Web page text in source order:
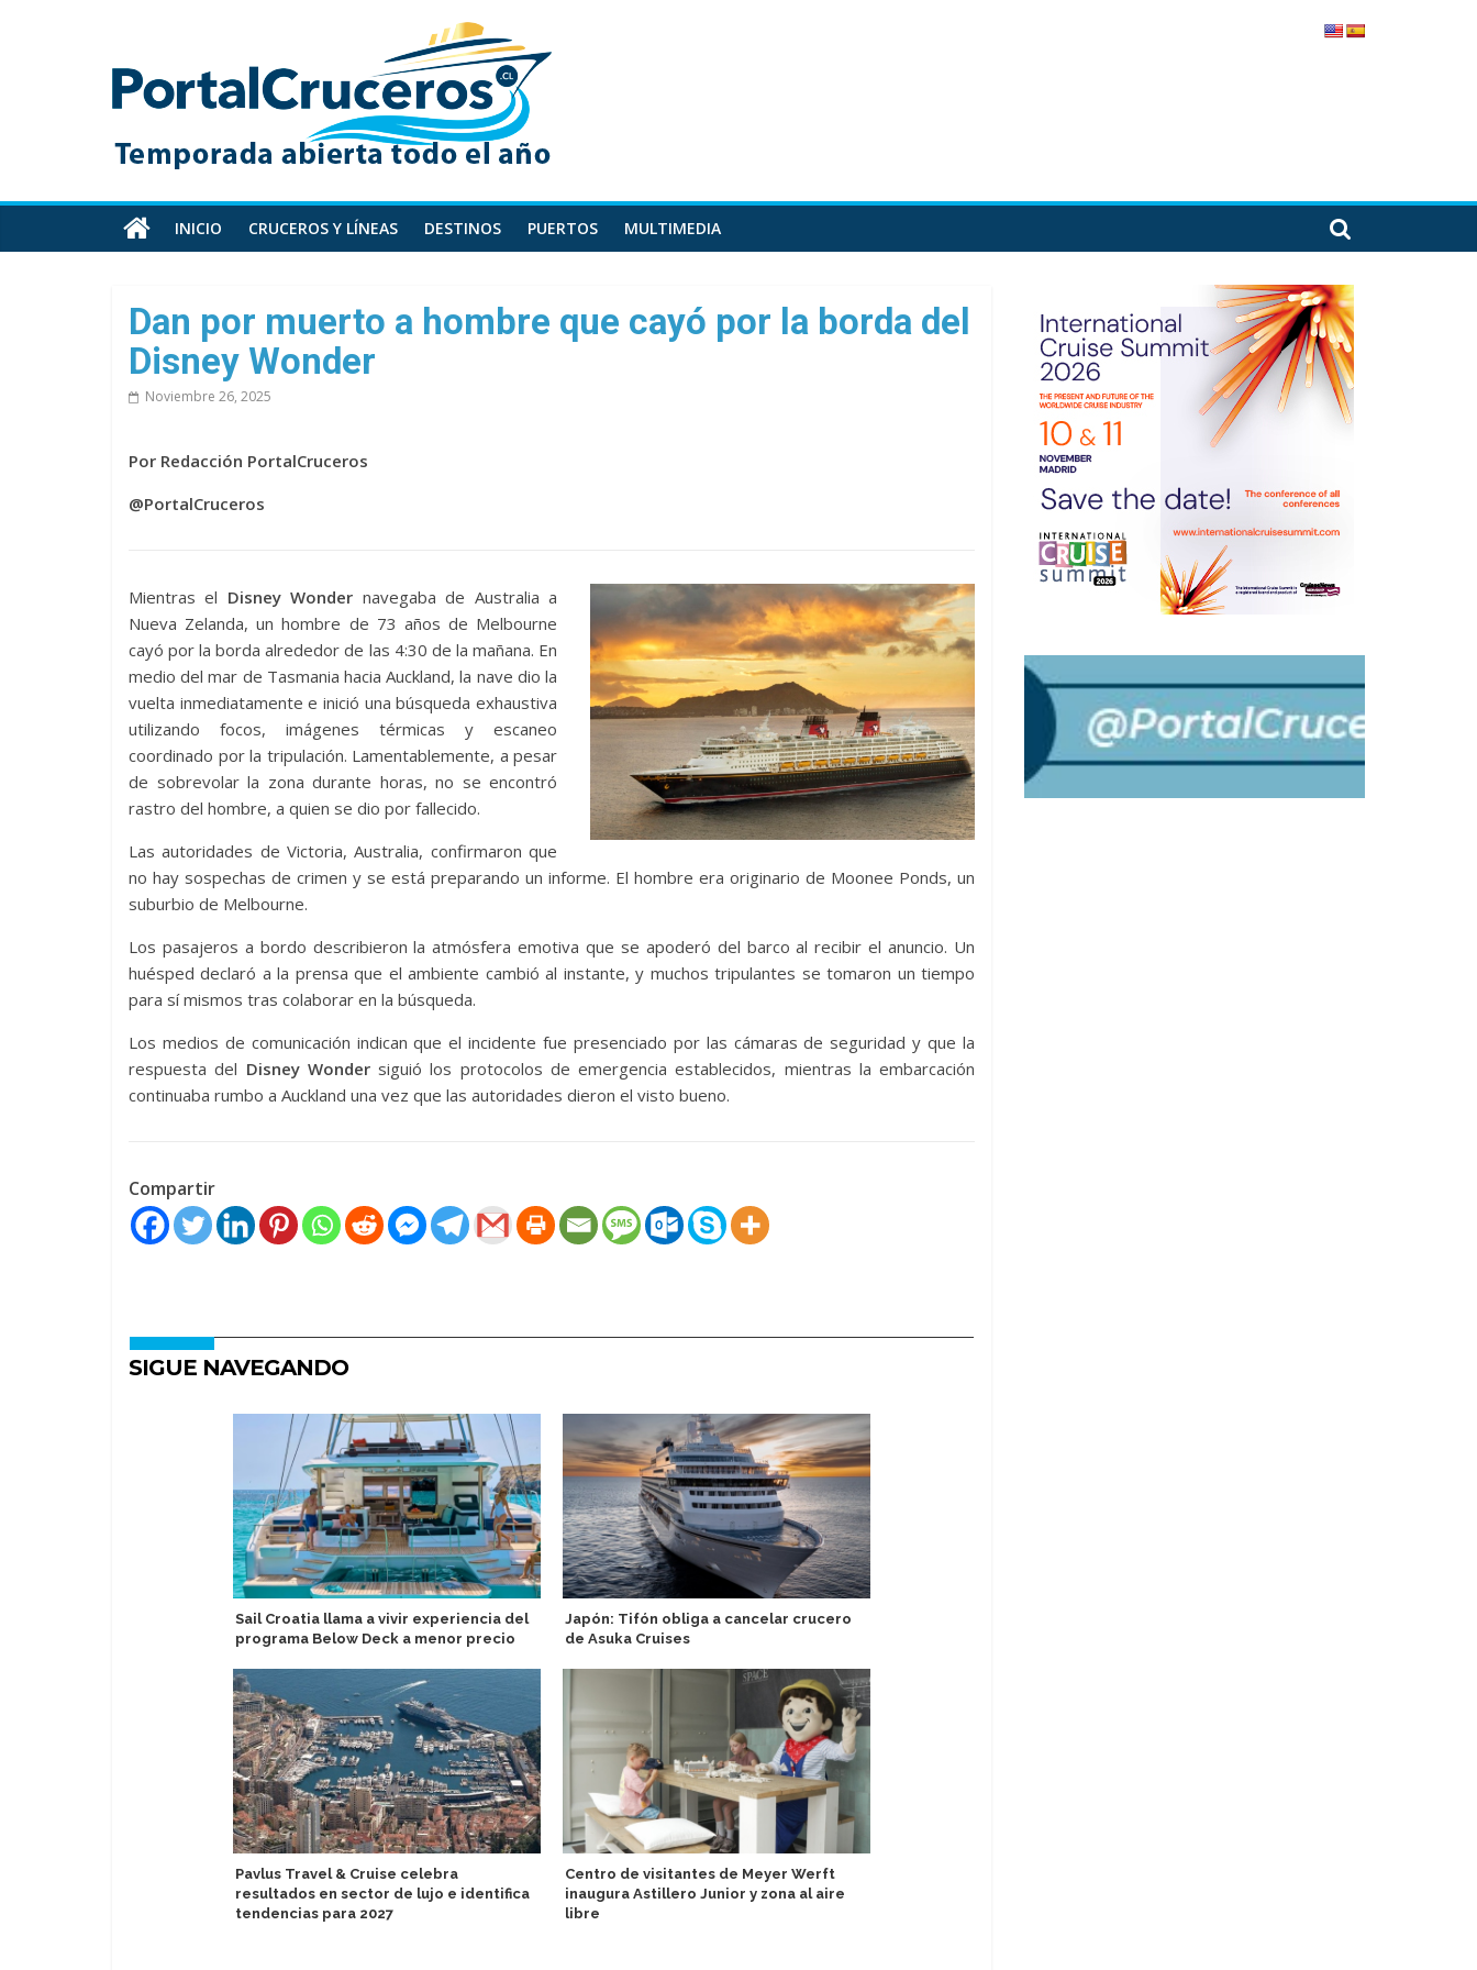
PortalCruceros
Toda
información
cruceros
en
un
sitio
INICIO CRUCEROS Y LÍNEAS DESTINOS PUERTOS MULTIMEDIA
Dan por muerto a hombre que cayó por la borda del
Disney Wonder
Noviembre 26, 2025
Por Redacción PortalCruceros
@PortalCruceros
Mientras el Disney Wonder navegaba de Australia a
Nueva Zelanda, un hombre de 73 años de Melbourne
cayó por la borda alrededor de las 4:30 de la mañana. En
medio del mar de Tasmania hacia Auckland, la nave dio la
vuelta inmediatamente e inició una búsqueda exhaustiva
utilizando focos, imágenes térmicas y escaneo
coordinado por la tripulación. Lamentablemente, a pesar
de sobrevolar la zona durante horas, no se encontró
rastro del hombre, a quien se dio por fallecido.
Las autoridades de Victoria, Australia, confirmaron que
no hay sospechas de crimen y se está preparando un informe. El hombre era originario de Moonee Ponds, un
suburbio de Melbourne.
Los pasajeros a bordo describieron la atmósfera emotiva que se apoderó del barco al recibir el anuncio. Un
huésped declaró a la prensa que el ambiente cambió al instante, y muchos tripulantes se tomaron un tiempo
para sí mismos tras colaborar en la búsqueda.
Los medios de comunicación indican que el incidente fue presenciado por las cámaras de seguridad y que la
respuesta del Disney Wondersiguió los protocolos de emergencia establecidos, mientras la embarcación
continuaba rumbo a Auckland una vez que las autoridades dieron el visto bueno.
Compartir
SIGUE NAVEGANDO
Sail Croatia llama a vivir experiencia del
programa Below Deck a menor precio
Pavlus Travel & Cruise celebra
resultados en sector de lujo e identifica
tendencias para 2027
Japón: Tifón obliga a cancelar crucero
de Asuka Cruises
Centro de visitantes de Meyer Werft
inaugura Astillero Junior y zona al aire
libre